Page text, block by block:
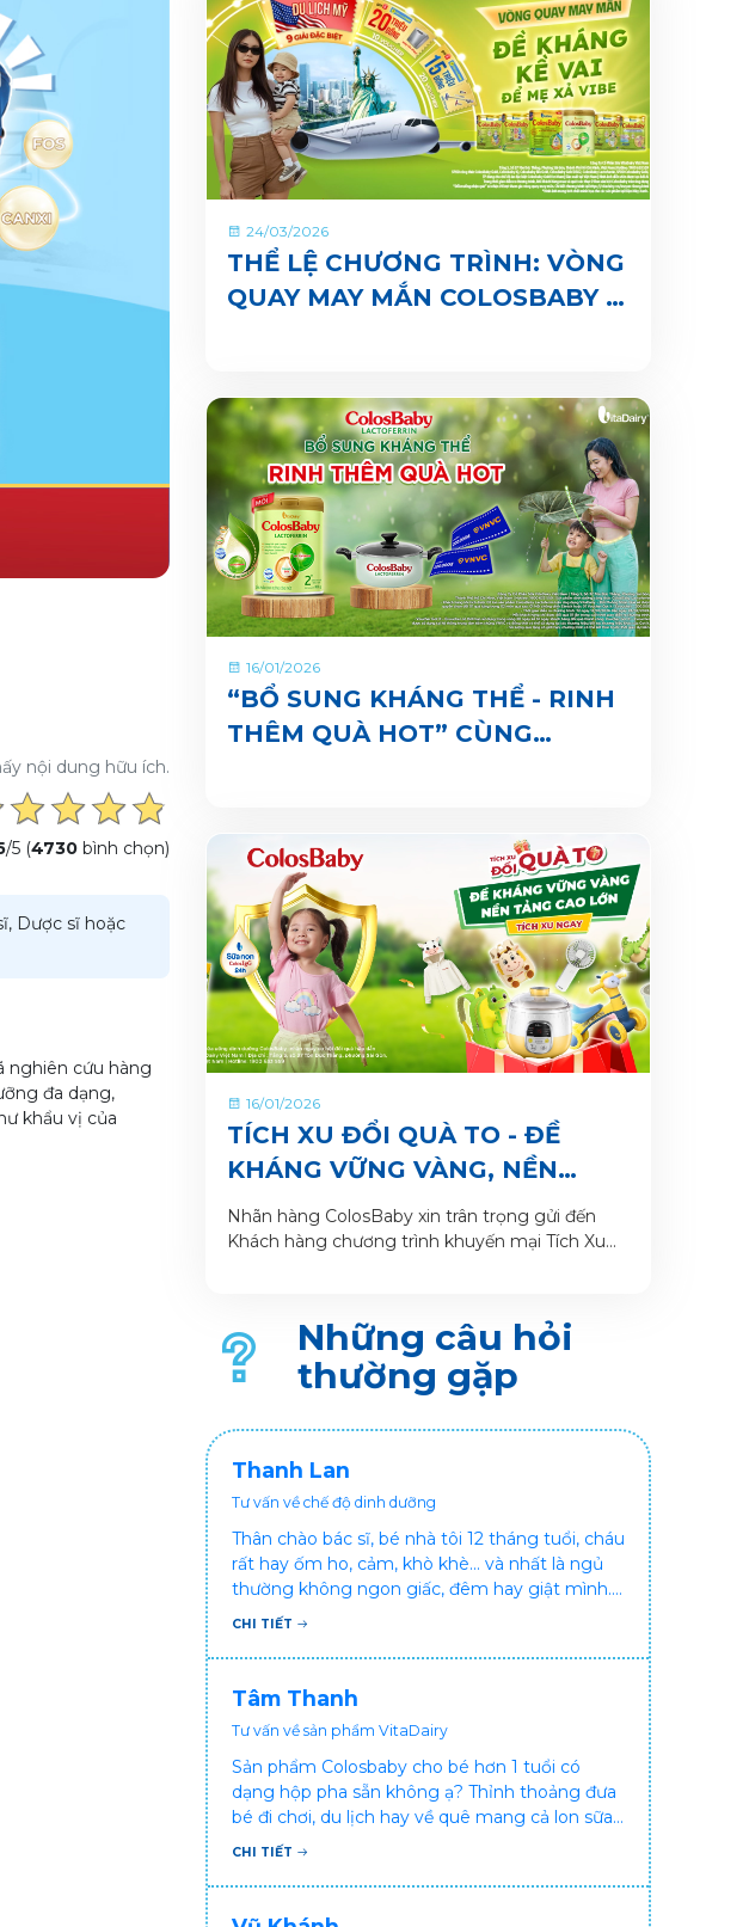
nội dung hữu ích.
/5 (4730bình chọn)
Dược sĩ hoặc
nghiên cứu hàng
đa dạng,
khẩu vị của
24/03/2026
THỂ LỆ CHƯƠNG TRÌNH: VÒNG
QUAY MAY MẮN COLOSBABY –
16/01/2026
“BỔ SUNG KHÁNG THỂ - RINH
THÊM QUÀ HOT” CÙNG
16/01/2026
TÍCH XU ĐỔI QUÀ TO - ĐỀ
KHÁNG VỮNG VÀNG, NỀN
TẢNG CAO LỚN CÙNG SỮA
BỘT PHA SẴN COLOSBABY
Nhãn hàng ColosBaby xin trân trọng gửi đến
Khách hàng chương trình khuyến mại Tích Xu
dành cho Khách hàng trên ứng dụng VitaDairy
Đổi muỗng nhận quà như sau:
Những câu hỏi
thường gặp
Thanh Lan
Tư vấn về chế độ dinh dưỡng
Thân chào bác sĩ, bé nhà tôi 12 tháng tuổi, cháu
rất hay ốm ho, cảm, khò khè... và nhất là ngủ
thường không ngon giấc, đêm hay giật mình.
Vậy xin hỏi bác sĩ, bé bị tình trạng vậy nên làm
ạ? Thấy cháu vậy gia đình ai cũng xót, mẹ cũng
cực vì chăm cháu hay ốm ạ?. Cảm ơn bác sĩ.
CHI TIẾT
Tâm Thanh
Tư vấn về sản phẩm VitaDairy
Sản phẩm Colosbaby cho bé hơn 1 tuổi có
dạng hộp pha sẵn không ạ? Thỉnh thoảng đưa
bé đi chơi, du lịch hay về quê mang cả lon sữa
khá bất tiện mà mình không muốn đổi cho bé
hưởng sức khỏe!
CHI TIẾT